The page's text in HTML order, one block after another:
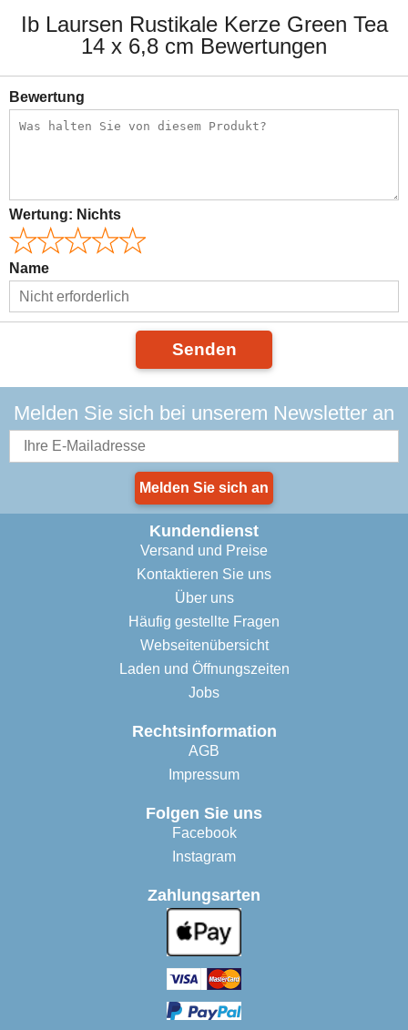
Ib Laursen Rustikale Kerze Green Tea
14 x 6,8 cm Bewertungen
Bewertung
Wertung: Nichts
Name
Senden
Melden Sie sich bei unserem Newsletter an
Melden Sie sich an
Kundendienst
Versand und Preise
Kontaktieren Sie uns
Über uns
Häufig gestellte Fragen
Webseitenübersicht
Laden und Öffnungszeiten
Jobs
Rechtsinformation
AGB
Impressum
Folgen Sie uns
Facebook
Instagram
Zahlungsarten